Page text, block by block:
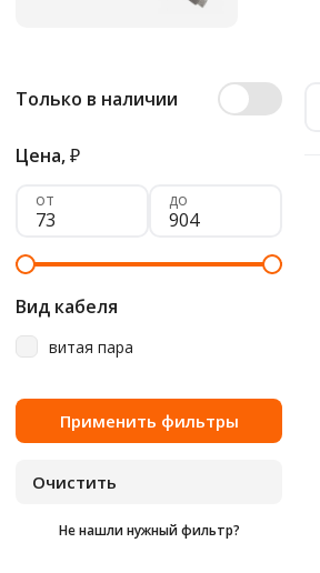
Только в наличии
Цена,₽
от до
Вид кабеля
витая пара
Не нашли нужный фильтр?